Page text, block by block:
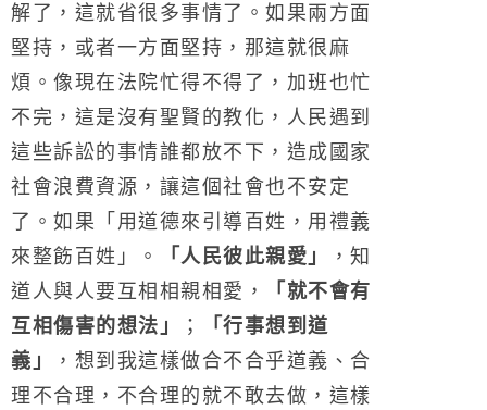
解了，這就省很多事情了。如果兩方面
堅持，或者一方面堅持，那這就很麻
煩。像現在法院忙得不得了，加班也忙
不完，這是沒有聖賢的教化，人民遇到
這些訴訟的事情誰都放不下，造成國家
社會浪費資源，讓這個社會也不安定
了。如果「用道德來引導百姓，用禮義
來整飭百姓」。
「人民彼此親愛」
，知
道人與人要互相相親相愛，
「就不會有
互相傷害的想法」
；
「行事想到道
義」
，想到我這樣做合不合乎道義、合
理不合理，不合理的就不敢去做，這樣